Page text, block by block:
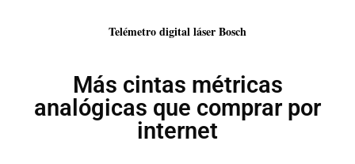
Telémetro digital láser Bosch
Más cintas métricas
analógicas que comprar por
internet